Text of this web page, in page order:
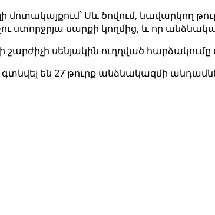
մոտակայքում՝ Սև ծովում, նավարկող
սարքի կողմից, և որ
շարժիչի սենյակին ուղղված
են 27 թուրք անձնակազմի